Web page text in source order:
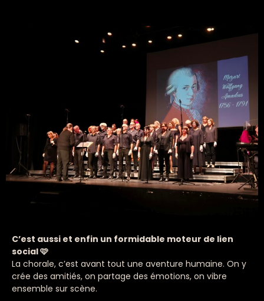
C’est aussi et enfin un formidable moteur de lien
social🩷
La chorale, c’est avant tout une aventure humaine. On y
crée des amitiés, on partage des émotions, on vibre
ensemble sur scène.